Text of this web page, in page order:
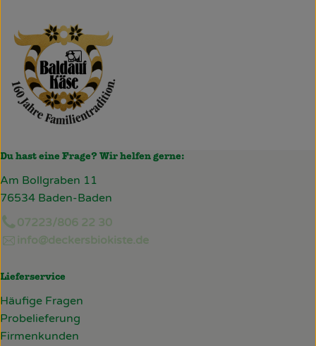
Du hast eine Frage? Wir helfen gerne:
Am Bollgraben 11
76534 Baden-Baden
07223/806 22 30
info@deckersbiokiste.de
Lieferservice
Häufige Fragen
Probelieferung
Firmenkunden